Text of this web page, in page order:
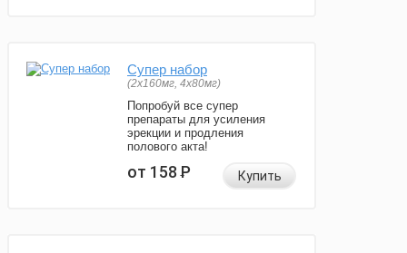
Супер набор
(2х160мг, 4х80мг)
Попробуй все супер
препараты для усиления
эрекции и продления
полового акта!
от 158Р Купить